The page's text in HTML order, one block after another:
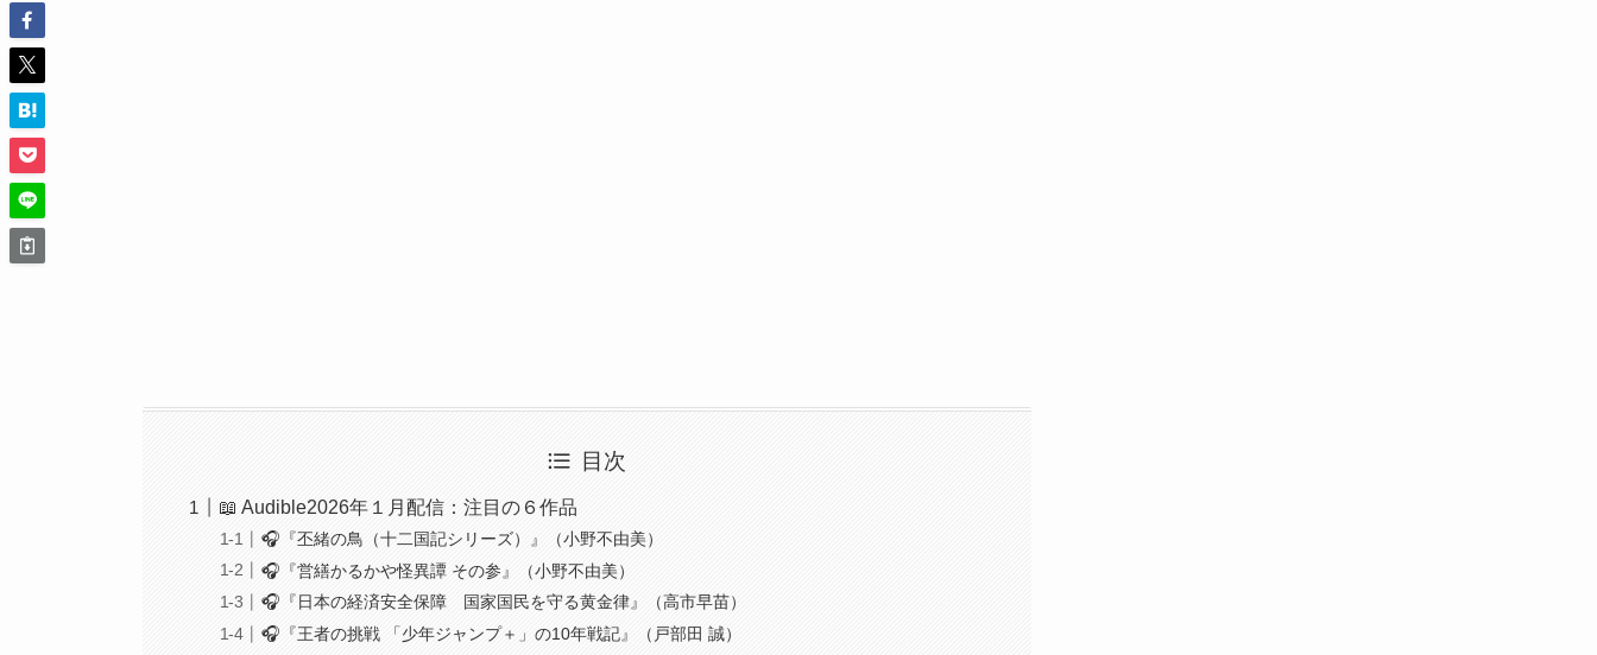
目次
📖 Audible2026年１月配信：注目の６作品
🎧️『丕緒の鳥（十二国記シリーズ）』（小野不由美）
🎧『営繕かるかや怪異譚 その参』（小野不由美）
🎧『日本の経済安全保障 国家国民を守る黄金律』（高市早苗）
🎧『王者の挑戦 「少年ジャンプ＋」の10年戦記』（戸部田 誠）